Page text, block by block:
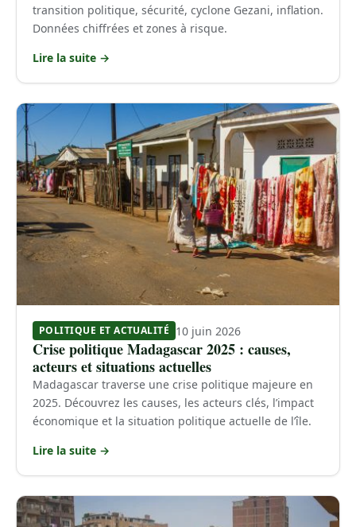
transition politique, sécurité, cyclone Gezani, inflation.
Données chiffrées et zones à risque.
Lire la suite →
POLITIQUE ET ACTUALITÉ 10 juin 2026
Crise politique Madagascar 2025 : causes,
acteurs et situations actuelles
Madagascar traverse une crise politique majeure en
2025. Découvrez les causes, les acteurs clés, l’impact
économique et la situation politique actuelle de l’île.
Lire la suite →